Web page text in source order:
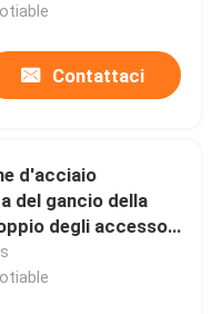
Contattaci
d'acciaio
del gancio della
degli accessori
che timbra le